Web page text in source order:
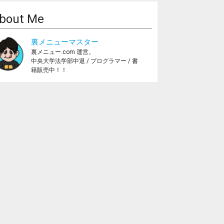
Me
裏メニューマスター
裏メニュー.com 運営。
中央大学法学部中退 / プログラマー / 書
籍販売中！！